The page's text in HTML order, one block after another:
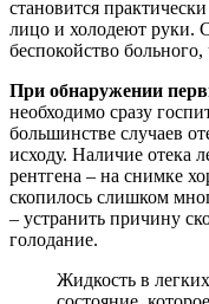
становится
лицо и холодеют руки.
беспокойство
При обнаружении
необходимо сразу
большинстве случаев
исходу. Наличие отека
рентгена – на снимке
скопилось слишком
– устранить причину
голодание.
Жидкость в